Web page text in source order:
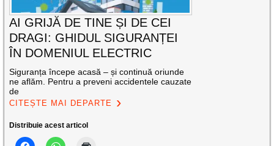
AI GRIJĂ DE TINE ȘI DE CEI
DRAGI: GHIDUL SIGURANȚEI
ÎN DOMENIUL ELECTRIC
Siguranța începe acasă – și continuă oriunde
ne aflăm. Pentru a preveni accidentele cauzate
de
CITEȘTE MAI DEPARTE
Distribuie acest articol